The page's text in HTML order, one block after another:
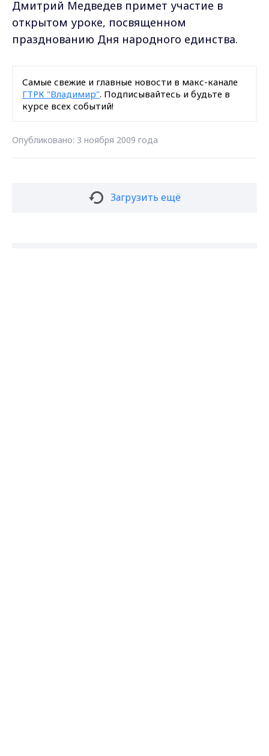
Дмитрий Медведев примет участие в
открытом уроке, посвященном
празднованию Дня народного единства.
Самые свежие и главные новости в макс-канале
ГТРК "Владимир". Подписывайтесь и будьте в
курсе всех событий!
Опубликовано: 3 ноября 2009 года
Загрузить ещё